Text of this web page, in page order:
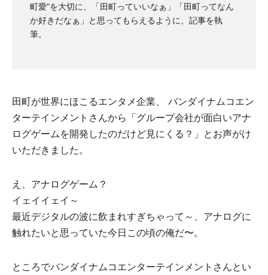
町愛”を大切に、「田町っていいなぁ」「田町ってなん
か好きだなぁ」と思ってもらえるように、記事を執
筆。
⽥町が世界にほこるエンタメ企業、 バンダイナムコエン
ターテインメントさんから「グループ会社が面白いアナ
ログゲームを開発したのだけど⾒にくる？」とお声がけ
いただきました。
え、アナログゲーム？
イェイイェイ～
最近デジタルの波に飲まれすぎちゃって～、アナログに
触れたいと思っていた今日この頃の俺だ〜。
ところでバンダイナムコエンターテインメントさんとい